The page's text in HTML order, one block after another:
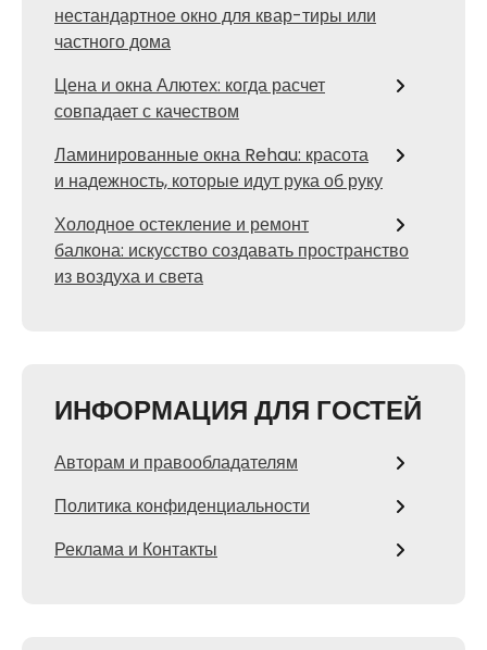
нестандартное окно для квар-тиры или
частного дома
Цена и окна Алютех: когда расчет
совпадает с качеством
Ламинированные окна Rehau: красота
и надежность, которые идут рука об руку
Холодное остекление и ремонт
балкона: искусство создавать пространство
из воздуха и света
ИНФОРМАЦИЯ ДЛЯ ГОСТЕЙ
Авторам и правообладателям
Политика конфиденциальности
Реклама и Контакты